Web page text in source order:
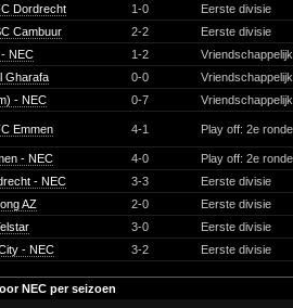
Dordrecht 1-0
Eerste divisie
Cambuur 2-2
Eerste divisie
NEC 1-2
Gharafa 0-0
- NEC 0-7
Emmen 4-1 Play off: 2e
- NEC 4-0
Play off: 2e
- NEC 3-3
Eerste divisie
AZ 2-0
Eerste divisie
3-0
Eerste divisie
- NEC 3-2 Eerste divisie
NEC per seizoen